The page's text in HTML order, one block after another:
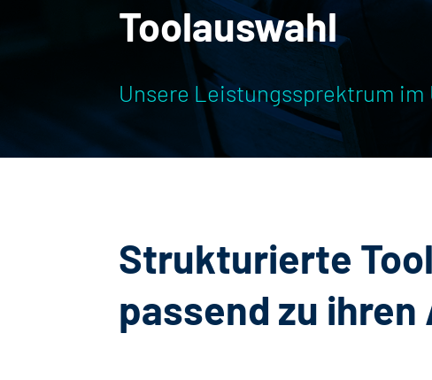
Toolauswahl
Unsere Leistungssprektrum im
Strukturierte
passend zu